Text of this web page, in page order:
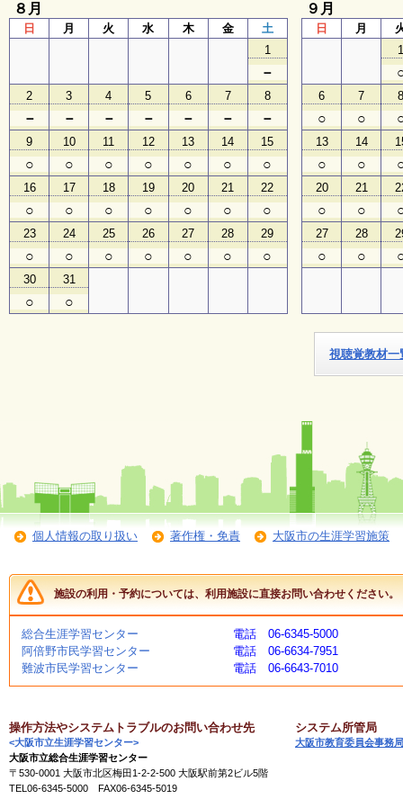
子
向
け
イ
ベ
ン
ト
ガ
イ
ド
メ
ル
マ
ガ
問
師
・
イ
ン
ス
ト
ラ
ク
募
集
８月
日 月 火 水 木 金
土
1
－
2
－
3
－
4
－
5
－
6
－
7
－
8
－
9
○
10
○
11
○
12
○
13
○
14
○
15
○
16
○
17
○
18
○
19
○
20
○
21
○
22
○
23
○
24
○
25
○
26
○
27
○
28
○
29
○
30
○
31
○
９月
日 月
6
○
7
○
13
○
14
○
20
○
21
○
27
○
28
○
視聴覚教材一
個人情報の取り扱い 著作権・免責 大阪市の生涯学習施策
施設の利用・予約については、利用施設に直接お問い合わせください。
総合生涯学習センター
電話 06-6345-5000
阿倍野市民学習センター
電話 06-6634-7951
難波市民学習センター
電話 06-6643-7010
操作方法やシステムトラブルのお問い合わせ先
<大阪市立生涯学習センター>
大阪市立総合生涯学習センター
〒530-0001 大阪市北区梅田1-2-2-500 大阪駅前第2ビル5階
TEL06-6345-5000 FAX06-6345-5019
システム所管局
大阪市教育委員会事務局